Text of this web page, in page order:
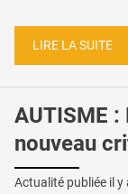
LIRE LA SUITE
AUTISME :
nouveau
Actualité publiée il y